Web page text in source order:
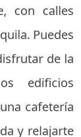
con calles
Puedes
de la
edificios
cafetería
y relajarte